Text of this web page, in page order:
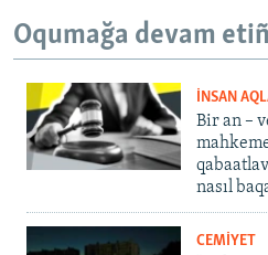
Oqumağa devam
İNSAN
Bir an –
nasıl
CEMİYET